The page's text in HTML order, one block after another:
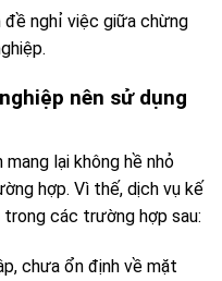
đề nghỉ việc giữa chừng
nên sử dụng
lại không hề nhỏ
hợp. Vì thế, dịch vụ kế
các trường hợp sau:
chưa ổn định về mặt